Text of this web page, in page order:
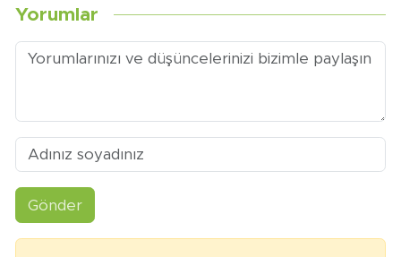
Yorumlar
Gönder